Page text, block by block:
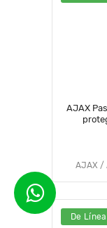
AJAX
AJAX /
De Línea